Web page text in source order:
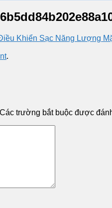
Khiển Sạc Năng Lượng
.
Các trường bắt buộc được